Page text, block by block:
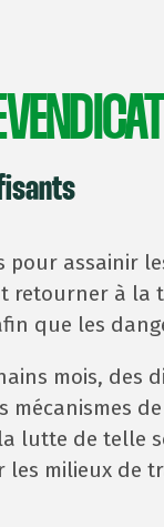
pour assainir
à la
que les
mois, des
mécanismes
lutte de telle
milieux de